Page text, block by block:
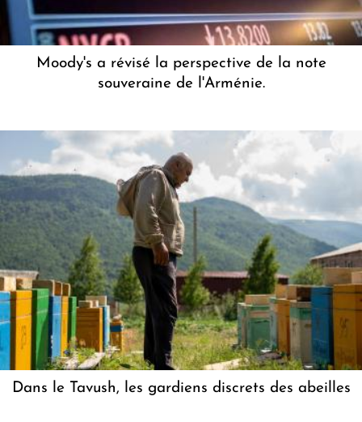
Moody's a révisé la perspective de la note
souveraine de l'Arménie.
Dans le Tavush, les gardiens discrets des abeilles